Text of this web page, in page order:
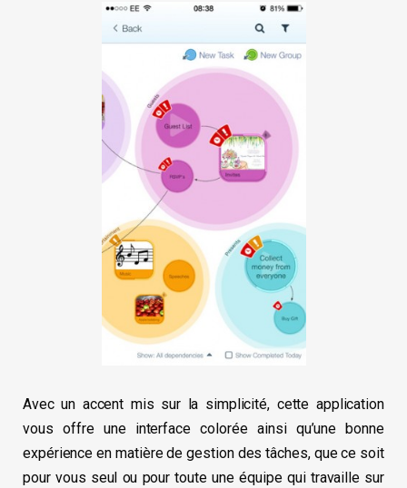
Avec un accent mis sur la simplicité, cette application
vous offre une interface colorée ainsi qu’une bonne
expérience en matière de gestion des tâches, que ce soit
pour vous seul ou pour toute une équipe qui travaille sur